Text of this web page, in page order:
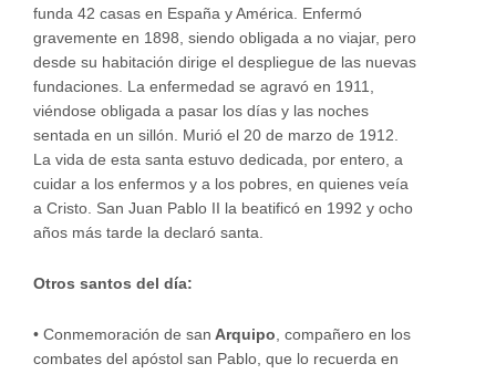
funda 42 casas en España y América. Enfermó
gravemente en 1898, siendo obligada a no viajar, pero
desde su habitación dirige el despliegue de las nuevas
fundaciones. La enfermedad se agravó en 1911,
viéndose obligada a pasar los días y las noches
sentada en un sillón. Murió el 20 de marzo de 1912.
La vida de esta santa estuvo dedicada, por entero, a
cuidar a los enfermos y a los pobres, en quienes veía
a Cristo. San Juan Pablo II la beatificó en 1992 y ocho
años más tarde la declaró santa.
Otros santos del día:
• Conmemoración de san Arquipo, compañero en los
combates del apóstol san Pablo, que lo recuerda en